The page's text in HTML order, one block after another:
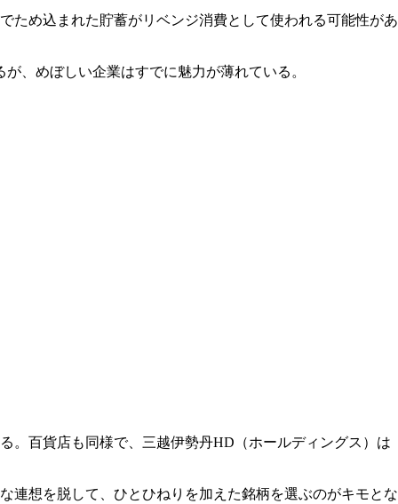
ため込まれた貯蓄がリベンジ消費として使われる可能性があ
、めぼしい企業はすでに魅力が薄れている。
。百貨店も同様で、三越伊勢丹HD（ホールディングス）は
連想を脱して、ひとひねりを加えた銘柄を選ぶのがキモとな